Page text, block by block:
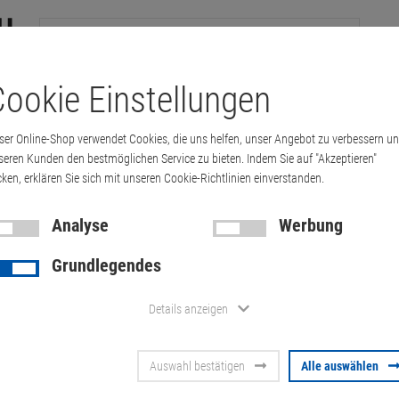
Drucker & Kopierer Kabel Multimedia & HDTV
TFT-LCD Display 17"
LCD Display 17"
Preis absteigend
Zustand
Einstellungen
Online-Shop verwendet Cookies, die uns helfen, unser Angebot zu verbessern
Kunden den bestmöglichen Service zu bieten. Indem Sie auf "Akzeptieren"
erklären Sie sich mit unseren Cookie-Richtlinien einverstanden.
Analyse
Werbung
Grundlegendes
Details anzeigen
Auswahl bestätigen Alle auswählen